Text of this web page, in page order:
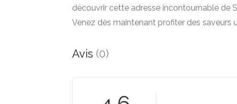
découvrir cette adresse incontournable de
Venez dès maintenant profiter des saveurs
Avis (0)